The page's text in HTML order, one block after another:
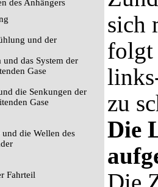
des Anhängers
und der
das System der
Gase
die Senkungen der
Gase
die Wellen des
Fahrteil
sich
folgt
zu
Die